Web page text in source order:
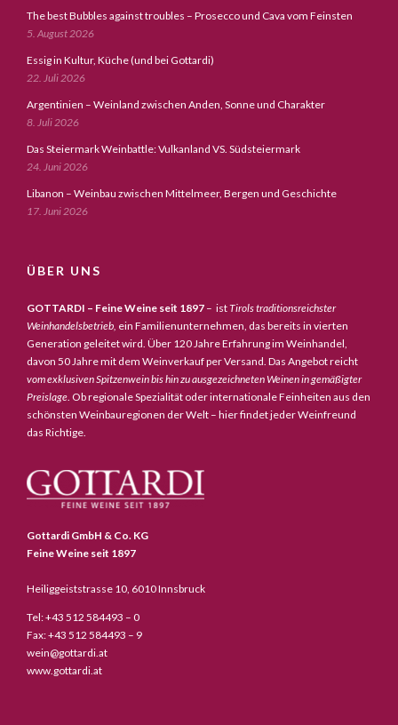
The best Bubbles against troubles – Prosecco und Cava vom Feinsten
5. August 2026
Essig in Kultur, Küche (und bei Gottardi)
22. Juli 2026
Argentinien – Weinland zwischen Anden, Sonne und Charakter
8. Juli 2026
Das Steiermark Weinbattle: Vulkanland VS. Südsteiermark
24. Juni 2026
Libanon – Weinbau zwischen Mittelmeer, Bergen und Geschichte
17. Juni 2026
ÜBER UNS
GOTTARDI – Feine Weine seit 1897 – istTirols traditionsreichster
Weinhandelsbetrieb, ein Familienunternehmen, das bereits in vierten
Generation geleitet wird. Über 120 Jahre Erfahrung im Weinhandel,
davon 50 Jahre mit dem Weinverkauf per Versand. Das Angebot reicht
vom exklusiven Spitzenwein bis hin zu ausgezeichneten Weinen in gemäßigter
Preislage. Ob regionale Spezialität oder internationale Feinheiten aus den
schönsten Weinbauregionen der Welt – hier findet jeder Weinfreund
das Richtige.
Gottardi GmbH & Co. KG
Feine Weine seit 1897
Heiliggeiststrasse 10, 6010 Innsbruck
Tel: +43 512 584493 – 0
Fax: +43 512 584493 – 9
wein@gottardi.at
www.gottardi.at